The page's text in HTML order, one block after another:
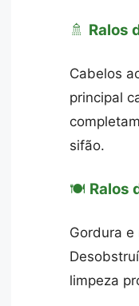
🚿 Ralos
Cabelos
principal
sifão.
🍽️ Ralos
Gordura
limpeza